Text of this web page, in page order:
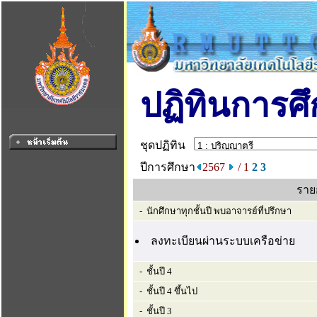
ปฏิทินการ
ชุดปฏิทิน
ปีการศึกษา
2567 / 1 2 3
รา
- นักศึกษาทุกชั้นปี พบอาจารย์ที่ปรึกษา
ลงทะเบียนผ่านระบบเครือข่าย
- ชั้นปี 4
- ชั้นปี 4 ขึ้นไป
- ชั้นปี 3